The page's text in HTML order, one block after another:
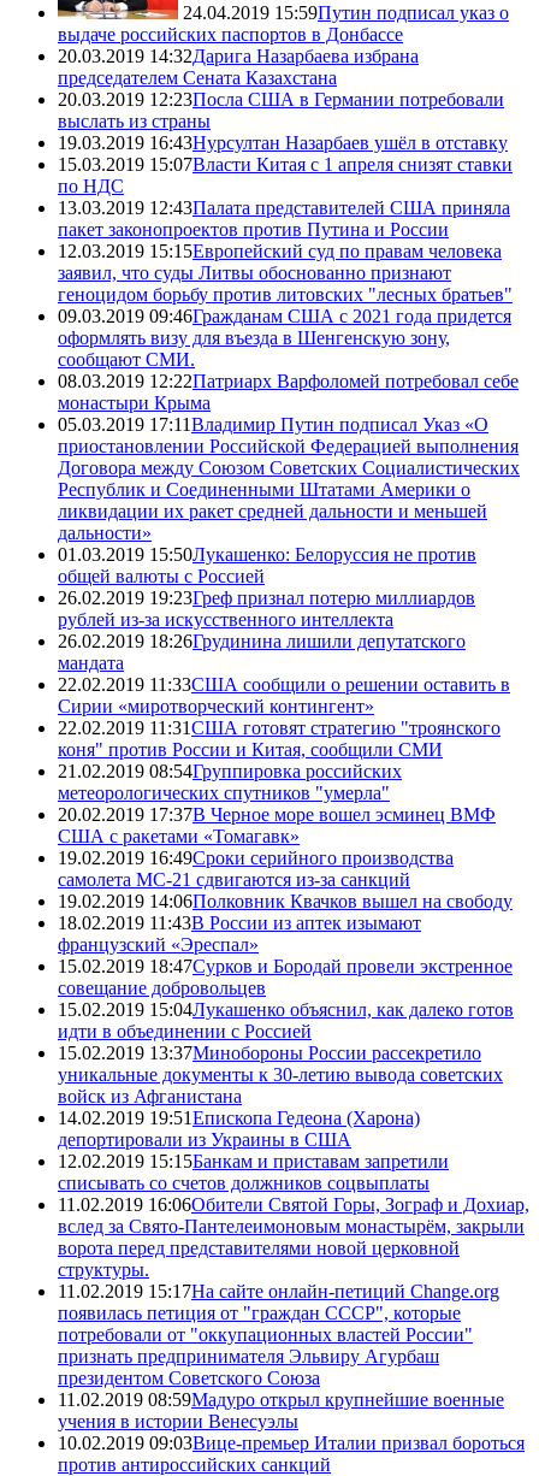
24.04.2019 15:59Путин подписал указ о
выдаче российских паспортов в Донбассе
20.03.2019 14:32Дарига Назарбаева избрана
председателем Сената Казахстана
20.03.2019 12:23Посла США в Германии потребовали
выслать из страны
19.03.2019 16:43Нурсултан Назарбаев ушёл в отставку
15.03.2019 15:07Власти Китая с 1 апреля снизят ставки
по НДС
13.03.2019 12:43Палата представителей США приняла
пакет законопроектов против Путина и России
12.03.2019 15:15Европейский суд по правам человека
заявил, что суды Литвы обоснованно признают
геноцидом борьбу против литовских "лесных братьев"
09.03.2019 09:46Гражданам США с 2021 года придется
оформлять визу для въезда в Шенгенскую зону,
сообщают СМИ.
08.03.2019 12:22Патриарх Варфоломей потребовал себе
монастыри Крыма
05.03.2019 17:11Владимир Путин подписал Указ «О
приостановлении Российской Федерацией выполнения
Договора между Союзом Советских Социалистических
Республик и Соединенными Штатами Америки о
ликвидации их ракет средней дальности и меньшей
дальности»
01.03.2019 15:50Лукашенко: Белоруссия не против
общей валюты с Россией
26.02.2019 19:23Греф признал потерю миллиардов
рублей из-за искусственного интеллекта
26.02.2019 18:26Грудинина лишили депутатского
мандата
22.02.2019 11:33США сообщили о решении оставить в
Сирии «миротворческий контингент»
22.02.2019 11:31США готовят стратегию "троянского
коня" против России и Китая, сообщили СМИ
21.02.2019 08:54Группировка российских
метеорологических спутников "умерла"
20.02.2019 17:37В Черное море вошел эсминец ВМФ
США с ракетами «Томагавк»
19.02.2019 16:49Сроки серийного производства
самолета МС-21 сдвигаются из-за санкций
19.02.2019 14:06Полковник Квачков вышел на свободу
18.02.2019 11:43В России из аптек изымают
французский «Эреспал»
15.02.2019 18:47Сурков и Бородай провели экстренное
совещание добровольцев
15.02.2019 15:04Лукашенко объяснил, как далеко готов
идти в объединении с Россией
15.02.2019 13:37Минобороны России рассекретило
уникальные документы к 30-летию вывода советских
войск из Афганистана
14.02.2019 19:51Епископа Гедеона (Харона)
депортировали из Украины в США
12.02.2019 15:15Банкам и приставам запретили
списывать со счетов должников соцвыплаты
11.02.2019 16:06Обители Святой Горы, Зограф и Дохиар,
вслед за Свято-Пантелеимоновым монастырём, закрыли
ворота перед представителями новой церковной
структуры.
11.02.2019 15:17На сайте онлайн-петиций Change.org
появилась петиция от "граждан СССР", которые
потребовали от "оккупационных властей России"
признать предпринимателя Эльвиру Агурбаш
президентом Советского Союза
11.02.2019 08:59Мадуро открыл крупнейшие военные
учения в истории Венесуэлы
10.02.2019 09:03Вице-премьер Италии призвал бороться
против антироссийских санкций